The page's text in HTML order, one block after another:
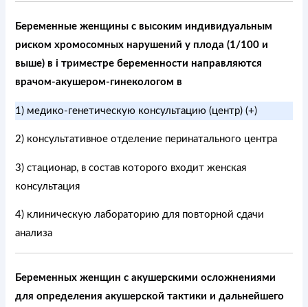
Беременные женщины с высоким индивидуальным
риском хромосомных нарушений у плода (1/100 и
выше) в i триместре беременности направляются
врачом-акушером-гинекологом в
1) медико-генетическую консультацию (центр) (+)
2) консультативное отделение перинатального центра
3) стационар, в состав которого входит женская
консультация
4) клиническую лабораторию для повторной сдачи
анализа
Беременных женщин с акушерскими осложнениями
для определения акушерской тактики и дальнейшего